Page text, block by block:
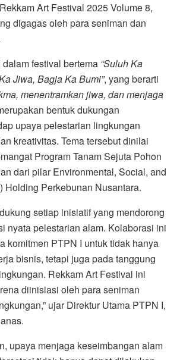
Art Festival 2025 Volume 8,
digagas oleh para seniman dan
festival bertema “Suluh Ka
Jiwa, Bagja Ka Bumi”, yang berarti
menentramkan jiwa, dan menjaga
bentuk dukungan
upaya pelestarian lingkungan
kreativitas. Tema tersebut dinilai
Program Tanam Sejuta Pohon
dari pilar Environmental, Social, and
Holding Perkebunan Nusantara.
setiap inisiatif yang mendorong
nyata pelestarian alam. Kolaborasi ini
komitmen PTPN I untuk tidak hanya
bisnis, tetapi juga pada tanggung
Rekkam Art Festival ini
diinisiasi oleh para seniman
ujar Direktur Utama PTPN I,
upaya menjaga keseimbangan alam